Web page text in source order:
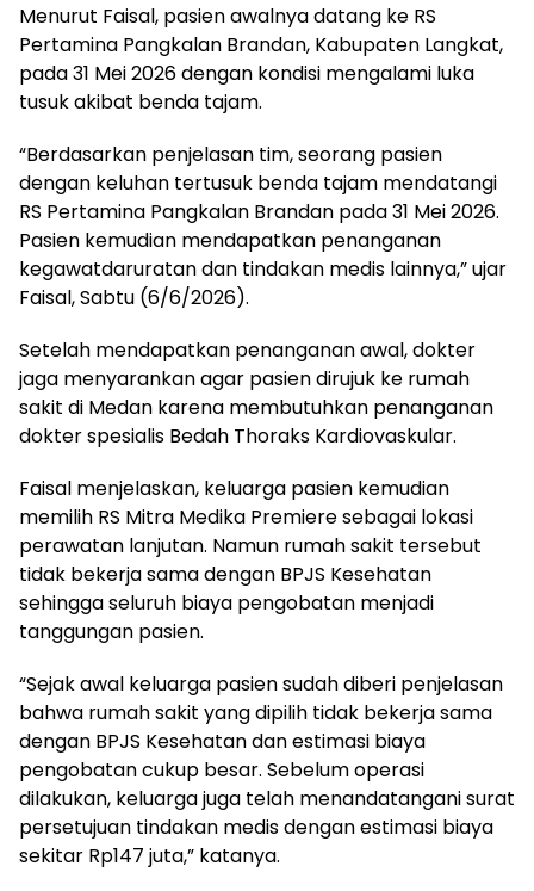
Menurut Faisal, pasien awalnya datang ke RS
Pertamina Pangkalan Brandan, Kabupaten Langkat,
pada 31 Mei 2026 dengan kondisi mengalami luka
tusuk akibat benda tajam.
“Berdasarkan penjelasan tim, seorang pasien
dengan keluhan tertusuk benda tajam mendatangi
RS Pertamina Pangkalan Brandan pada 31 Mei 2026.
Pasien kemudian mendapatkan penanganan
kegawatdaruratan dan tindakan medis lainnya,” ujar
Faisal, Sabtu (6/6/2026).
Setelah mendapatkan penanganan awal, dokter
jaga menyarankan agar pasien dirujuk ke rumah
sakit di Medan karena membutuhkan penanganan
dokter spesialis Bedah Thoraks Kardiovaskular.
Faisal menjelaskan, keluarga pasien kemudian
memilih RS Mitra Medika Premiere sebagai lokasi
perawatan lanjutan. Namun rumah sakit tersebut
tidak bekerja sama dengan BPJS Kesehatan
sehingga seluruh biaya pengobatan menjadi
tanggungan pasien.
“Sejak awal keluarga pasien sudah diberi penjelasan
bahwa rumah sakit yang dipilih tidak bekerja sama
dengan BPJS Kesehatan dan estimasi biaya
pengobatan cukup besar. Sebelum operasi
dilakukan, keluarga juga telah menandatangani surat
persetujuan tindakan medis dengan estimasi biaya
sekitar Rp147 juta,” katanya.